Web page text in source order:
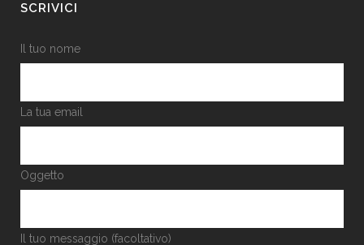
SCRIVICI
Il tuo nome
La tua email
Oggetto
Il tuo messaggio (facoltativo)